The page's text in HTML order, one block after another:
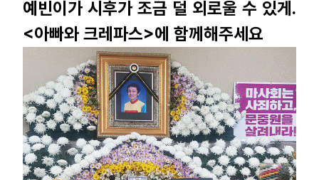
예빈이가 시후가 조금 덜 외로울 수 있게.
<아빠와 크레파스>에 함께해주세요